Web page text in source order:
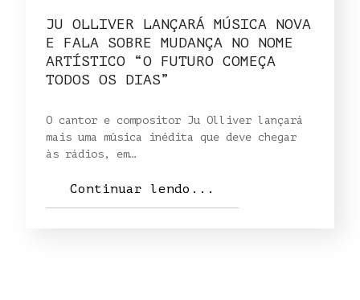
JU OLLIVER LANÇARÁ MÚSICA NOVA
E FALA SOBRE MUDANÇA NO NOME
ARTÍSTICO “O FUTURO COMEÇA
TODOS OS DIAS”
O cantor e compositor Ju Olliver lançará
mais uma música inédita que deve chegar
às rádios, em…
Continuar lendo...